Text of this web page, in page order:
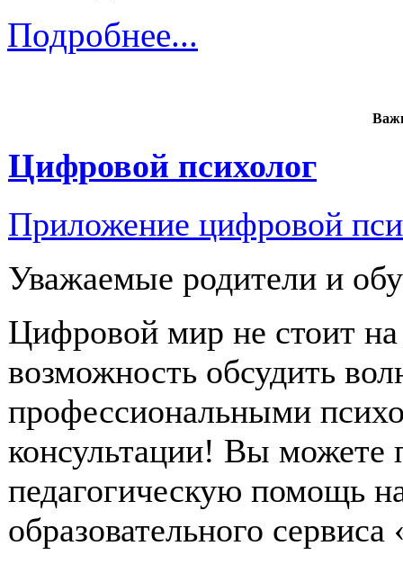
Подробнее...
Цифровой психолог
Приложение цифровой
Уважаемые родители и
Цифровой мир не стоит на
возможность обсудить
профессиональными
консультации! Вы можете
педагогическую помощь
образовательного